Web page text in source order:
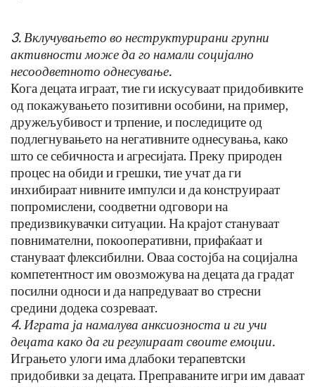
3. Вклучувањето во неструктурирани групни
активности може да го намали социјално
несоодветното однесување.
Кога децата играат, тие ги искусуваат придобивките
од покажувањето позитивни особини, на пример,
дружељубивост и трпение, и последиците од
подлегнувањето на негативните однесувања, како
што се себичноста и агресијата. Преку природен
процес на обиди и грешки, тие учат да ги
инхибираат нивните импулси и да конструираат
попромислени, соодветни одговори на
предизвикувачки ситуации. На крајот стануваат
повнимателни, покооперативни, прифаќаат и
стануваат флексибилни. Оваа состојба на социјална
компетентност им овозможува на децата да градат
посилни односи и да напредуваат во стресни
средини додека созреваат.
4. Играта ја намалува анксиозноста и ги учи
децата како да ги регулираат своите емоции.
Играњето улоги има длабоки терапевтски
придобивки за децата. Преправаните игри им даваат